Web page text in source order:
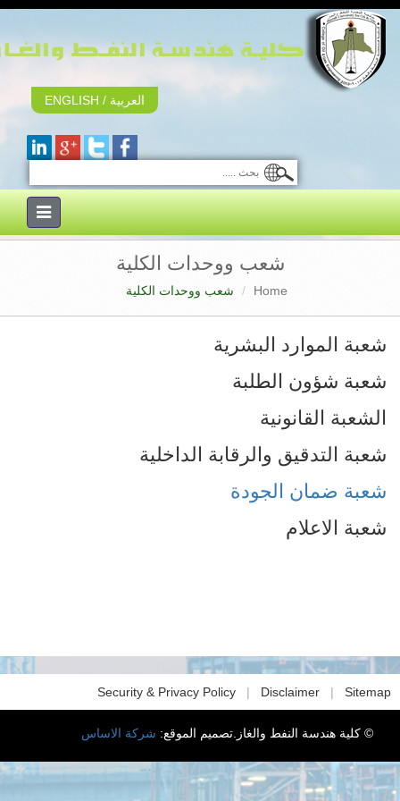
العربية/
ENGLISH
Toggle
شعب ووحدات الكلية
Home شعب ووحدات الكلية
شعبة الموارد البشرية
شعبة شؤون الطلبة
الشعبة القانونية
شعبة التدقيق والرقابة الداخلية
شعبة ضمان الجودة
شعبة الاعلام
Security & Privacy Policy | Disclaimer |
© كلية هندسة النفط والغاز.تصميم الموقع:شركة الاساس